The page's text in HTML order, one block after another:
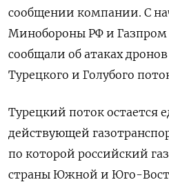
сообщении компании. С
Минобороны ​РФ ‌и Газпром
сообщали об атаках
Турецкого и Голубого
Турецкий поток остается
действующей
по которой российский
страны Южной ​и Юго-